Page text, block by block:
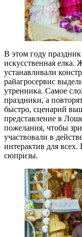
В этом году
искусственная елка.
устанавливали
райагросервис
утренника. Самое
праздники, а
быстро, сценарий
представление в
пожелания, чтобы
участвовали в
интерактив для
сюпризы.